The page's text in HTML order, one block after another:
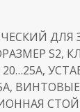
ДЛЯ
S2,